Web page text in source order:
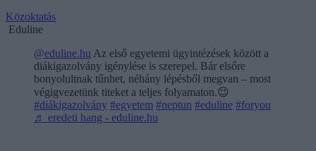
Közoktatás
Eduline
@eduline.hu Az első egyetemi ügyintézések között a
diákigazolvány igénylése is szerepel. Bár elsőre
bonyolultnak tűnhet, néhány lépésből megvan – most
végigvezetünk titeket a teljes folyamaton.😉
#diákigazolvány #egyetem #neptun #eduline #foryou
♬ eredeti hang - eduline.hu